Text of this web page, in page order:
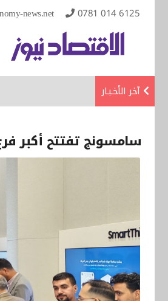
news.net 0781 014 6125
آخر الأخـبـار
سامسونج تفتتح أكبر